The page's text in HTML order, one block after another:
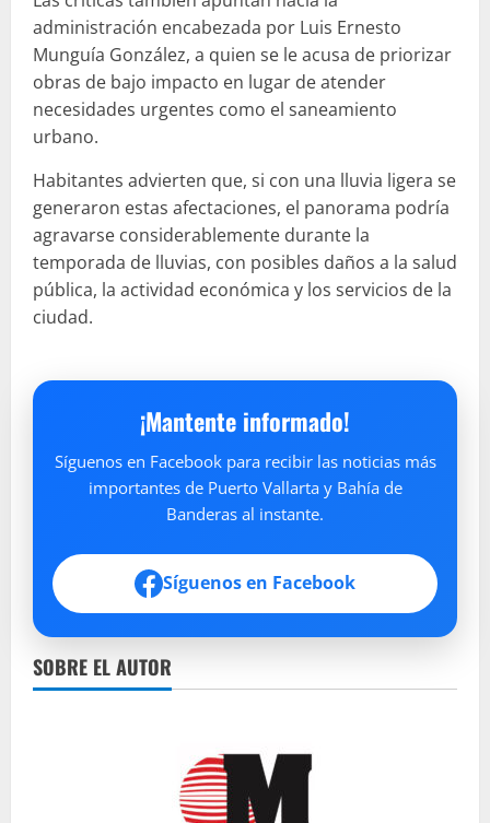
administración encabezada por Luis Ernesto
Munguía González, a quien se le acusa de priorizar
obras de bajo impacto en lugar de atender
necesidades urgentes como el saneamiento
urbano.
Habitantes advierten que, si con una lluvia ligera se
generaron estas afectaciones, el panorama podría
agravarse considerablemente durante la
temporada de lluvias, con posibles daños a la salud
pública, la actividad económica y los servicios de la
ciudad.
¡Mantente informado!
Síguenos en Facebook para recibir las noticias más
importantes de Puerto Vallarta y Bahía de
Banderas al instante.
Síguenos en Facebook
SOBRE EL AUTOR